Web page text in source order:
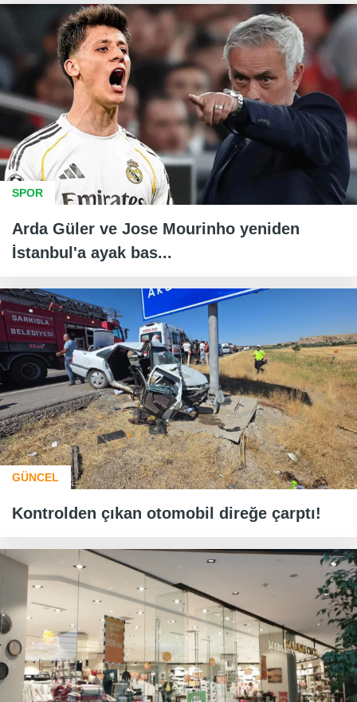
SPOR
Arda Güler ve Jose Mourinho yeniden
İstanbul'a ayak bas...
GÜNCEL
Kontrolden çıkan otomobil direğe çarptı!